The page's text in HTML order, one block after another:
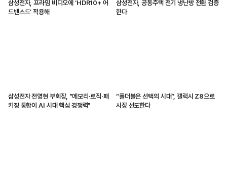
삼성전자, 프라임 비디오에 ‘HDR10+ 어
드밴스드’ 적용해
삼성전자, 공동주택 전기 냉난방 전환 검증
한다
삼성전자 전영현 부회장, "메모리·로직·패
키징 통합이 AI 시대 핵심 경쟁력"
“폴더블은 선택의 시대”, 갤럭시 Z8으로
시장 선도한다